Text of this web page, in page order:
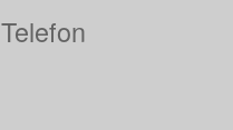
Telefon